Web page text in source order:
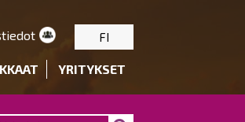
FI
YRITYKSET